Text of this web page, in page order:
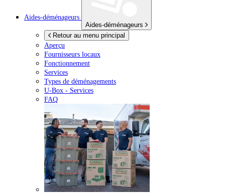
Aides-déménageurs
Aides-déménageurs
Retour au menu principal
Aperçu
Fournisseurs locaux
Fonctionnement
Services
Types de déménagements
U-Box - Services
FAQ